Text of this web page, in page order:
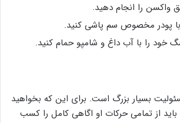
واکسن را انجام دهید.
بسیار بزرگ است. برای این که بخواهید
از تمامی حرکات او اگاهی کامل را کسب